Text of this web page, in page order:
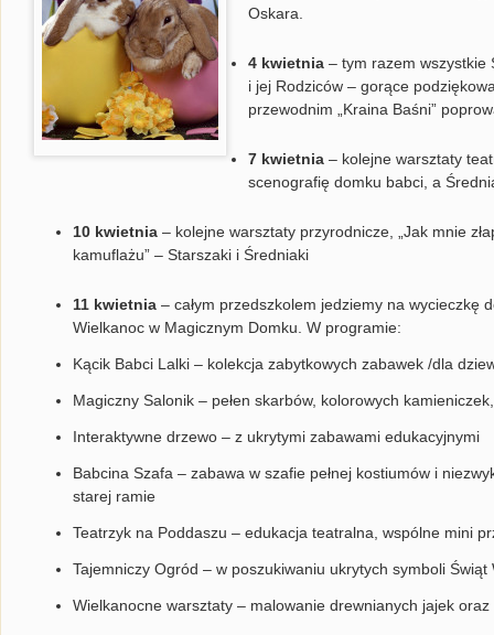
Oskara.
4 kwietnia – tym razem wszystkie
i jej Rodziców – gorące
przewodnim „Kraina Baśni”
7 kwietnia – kolejne warsztaty
scenografię domku babci, a
10 kwietnia – kolejne warsztaty przyrodnicze, „Jak mnie
kamuflażu” – Starszaki i Średniaki
11 kwietnia – całym przedszkolem jedziemy na wycieczkę
Wielkanoc w Magicznym Domku. W programie:
Kącik Babci Lalki – kolekcja zabytkowych zabawek /dla
Magiczny Salonik – pełen skarbów, kolorowych
Interaktywne drzewo – z ukrytymi zabawami edukacyjnymi
Babcina Szafa – zabawa w szafie pełnej kostiumów i
starej ramie
Teatrzyk na Poddaszu – edukacja teatralna, wspólne mini
Tajemniczy Ogród – w poszukiwaniu ukrytych symboli Świąt
Wielkanocne warsztaty – malowanie drewnianych jajek